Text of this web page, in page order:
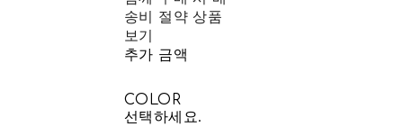
송비 절약 상품
보기
추가 금액
COLOR
선택하세요.